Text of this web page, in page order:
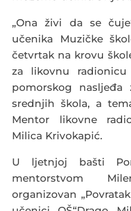
„Ona živi da se
učenika Muzičke
četvrtak na krovu
za likovnu
pomorskog
srednjih škola, a
Mentor likovne
Milica Krivokapić.
U ljetnjoj bašti
mentorstvom
organizovan